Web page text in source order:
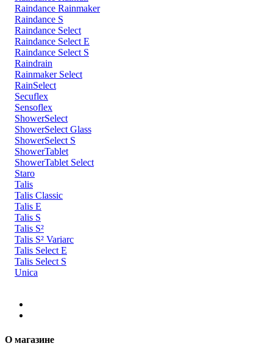
Raindance Rainmaker
Raindance S
Raindance Select
Raindance Select E
Raindance Select S
Raindrain
Rainmaker Select
RainSelect
Secuflex
Sensoflex
ShowerSelect
ShowerSelect Glass
ShowerSelect S
ShowerTablet
ShowerTablet Select
Staro
Talis
Talis Classic
Talis E
Talis S
Talis S²
Talis S² Variarc
Talis Select E
Talis Select S
Unica
О магазине